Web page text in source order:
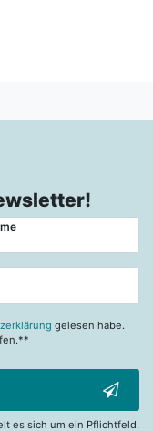
gelesen habe.
es sich um ein Pflichtfeld.